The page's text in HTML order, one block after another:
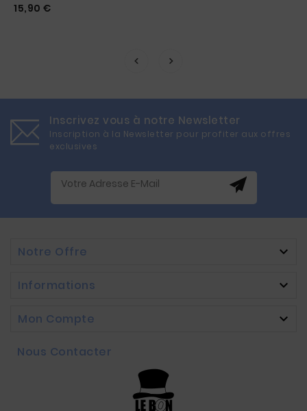
15,90 €
Inscrivez vous à notre Newsletter
Inscription à la Newsletter pour profiter aux offres
exclusives
Notre Offre 
Informations 
Mon Compte 
Nous Contacter